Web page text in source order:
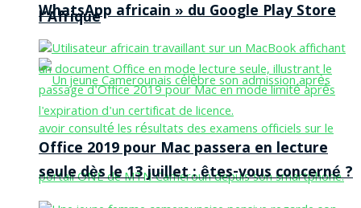
l’Afrique
WhatsApp africain » du Google Play Store
Office 2019 pour Mac passera en lecture
seule dès le 13 juillet : êtes-vous concerné ?